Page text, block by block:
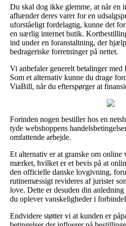
Du skal dog ikke glemme, at når en
afhænder deres varer for en
uforståeligt fordelagtig, kunne det
en uærlig internet butik.
ind under en foranstaltning, der
bedrageriske forretninger på nettet.
Vi anbefaler generelt betalinger
Som et alternativ kunne du drage
ViaBill, når du efterspørger at
Forinden nogen bestiller hos en
tyde webshoppens
omfattende arbejde.
Et alternativ er at granske om online
mærket, hvilket er et bevis på at
den officielle danske lovgivning,
rutinemæssigt revideres af jurister
love. Dette er desuden din
du oplever vanskeligheder i
Endvidere støtter vi at kunden er